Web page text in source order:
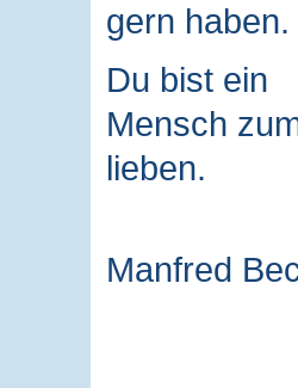
gern haben.
Du bist ein
Mensch
lieben.
Manfred